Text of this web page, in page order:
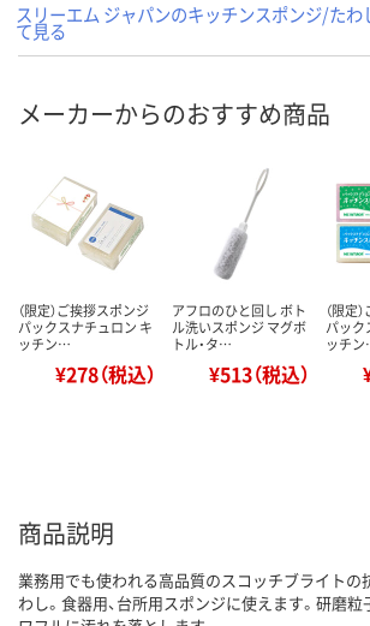
スリーエム ジャパンのキッチンスポンジ/た
て見る
メーカーからのおすすめ商品
（限定）ご挨拶スポンジ
パックスナチュロン キ
ッチン…
¥278（税込）
アフロのひと回し ボト
ル洗いスポンジ マグボ
トル・タ…
¥513（税込）
（限定
パック
ッチ
商品説明
業務用でも使われる高品質のスコッチブライトの
わし。食器用、台所用スポンジに使えます。研磨粒